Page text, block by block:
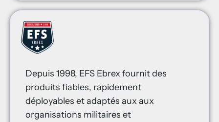
Depuis 1998, EFS Ebrex fournit des
produits fiables, rapidement
déployables et adaptés aux aux
organisations militaires et